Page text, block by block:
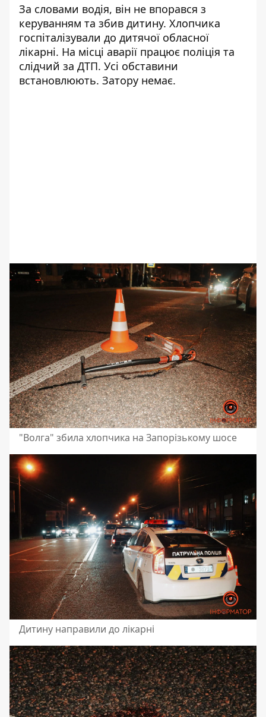
За словами водія, він не впорався з
керуванням та збив дитину. Хлопчика
госпіталізували до дитячої обласної
лікарні. На місці аварії працює поліція та
слідчий за ДТП. Усі обставини
встановлюють. Затору немає.
"Волга" збила хлопчика на Запорізькому шосе
Дитину направили до лікарні